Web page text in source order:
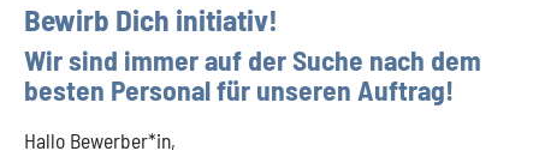
Bewirb Dich initiativ!
Wir sind immer auf der Suche nach dem
besten Personal für unseren Auftrag!
Hallo Bewerber*in,